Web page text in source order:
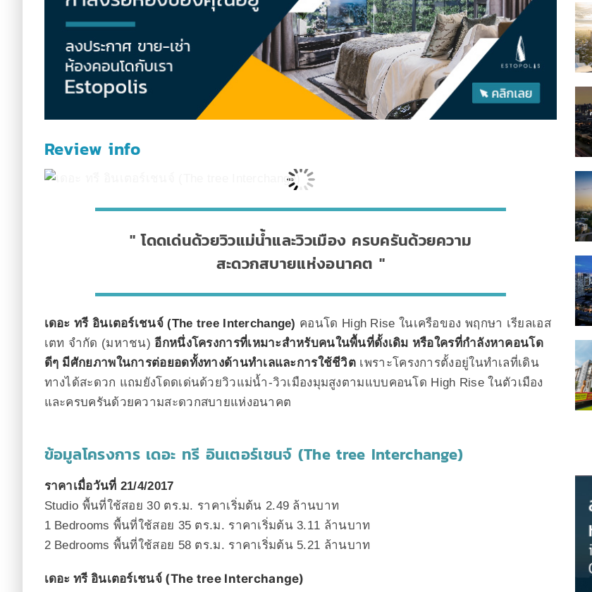
Review info
โดดเด่นด้วยวิวแม่น้ำและวิวเมือง ครบครันด้วยความ
สะดวกสบายแห่งอนาคต
เดอะ ทรี อินเตอร์เชนจ์ (The tree Interchange) คอนโด High Rise ในเครือของ พฤกษา เรียลเอส
เตท จำกัด (มหาชน)อีกหนึ่งโครงการที่เหมาะสำหรับคนในพื้นที่ดั้งเดิม หรือใครที่กำลังหาคอนโด
ดีๆ มีศักยภาพในการต่อยอดทั้งทางด้านทำเลและการใช้ชีวิต เพราะโครงการตั้งอยู่ในทำเลที่เดิน
ทางได้สะดวก แถมยังโดดเด่นด้วยวิวแม่น้ำ-วิวเมืองมุมสูงตามแบบคอนโด High Rise ในตัวเมือง
และครบครันด้วยความสะดวกสบายแห่งอนาคต
ข้อมูลโครงการ เดอะ ทรี อินเตอร์เชนจ์ (The tree Interchange)
ราคาเมื่อวันที่ 21/4/2017
Studio พื้นที่ใช้สอย 30 ตร.ม. ราคาเริ่มต้น 2.49 ล้านบาท
1 Bedrooms พื้นที่ใช้สอย 35 ตร.ม. ราคาเริ่มต้น 3.11 ล้านบาท
2 Bedrooms พื้นที่ใช้สอย 58 ตร.ม. ราคาเริ่มต้น 5.21 ล้านบาท
เดอะ ทรี อินเตอร์เชนจ์ (The tree Interchange)